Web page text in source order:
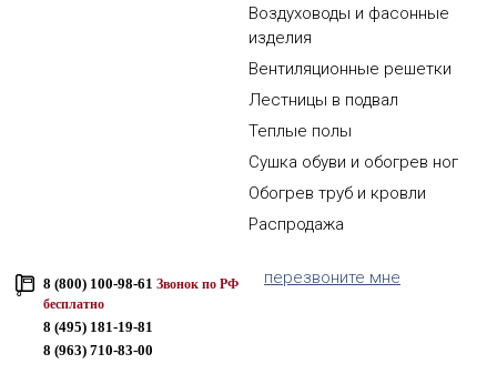
Воздуховоды и фасонные
изделия
Вентиляционные решетки
Лестницы в подвал
Теплые полы
Сушка обуви и обогрев ног
Обогрев труб и кровли
Распродажа
8 (800) 100-98-61 Звонок по РФ
бесплатно
8 (495) 181-19-81
8 (963) 710-83-00
перезвоните мне